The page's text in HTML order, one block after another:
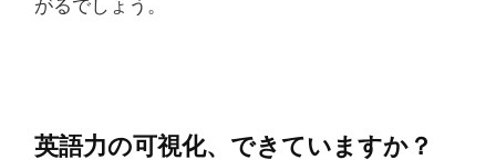
がるでしょう。
英語力の可視化、できていますか？